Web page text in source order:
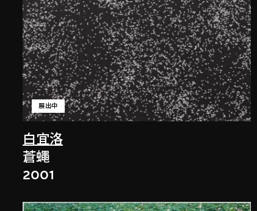
白宜洛
展出中
蒼蠅
2001